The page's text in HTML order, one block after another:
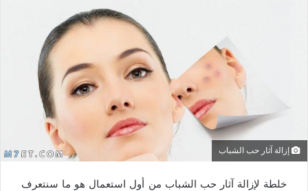
إزالة آثار حب الشباب
خلطة لإزالة آثار حب الشباب من أول استعمال هو ما سنتعرف